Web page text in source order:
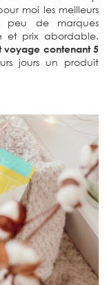
moi les meilleurs
peu de marques
et prix abordable.
voyage contenant 5
jours un produit